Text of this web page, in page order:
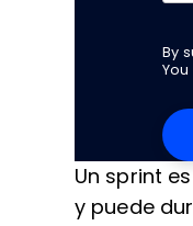
By
Un sprint
y puede